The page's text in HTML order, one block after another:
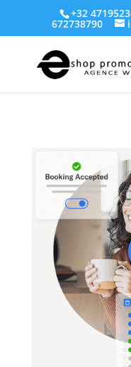
+32
672738790